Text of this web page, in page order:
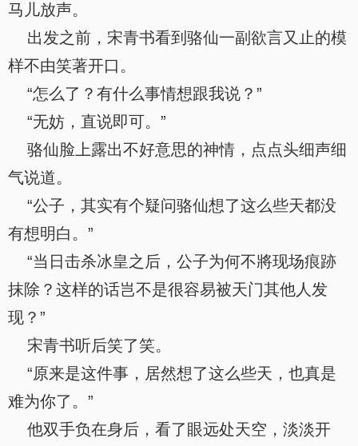
马儿放声。
出发之前，宋青书看到骆仙一副欲言又止的模
样不由笑著开口。
“怎么了？有什么事情想跟我说？”
“无妨，直说即可。”
骆仙脸上露出不好意思的神情，点点头细声细
气说道。
“公子，其实有个疑问骆仙想了这么些天都没
有想明白。”
“当日击杀冰皇之后，公子为何不將现场痕跡
抹除？这样的话岂不是很容易被天门其他人发
现？”
宋青书听后笑了笑。
“原来是这件事，居然想了这么些天，也真是
难为你了。”
他双手负在身后，看了眼远处天空，淡淡开